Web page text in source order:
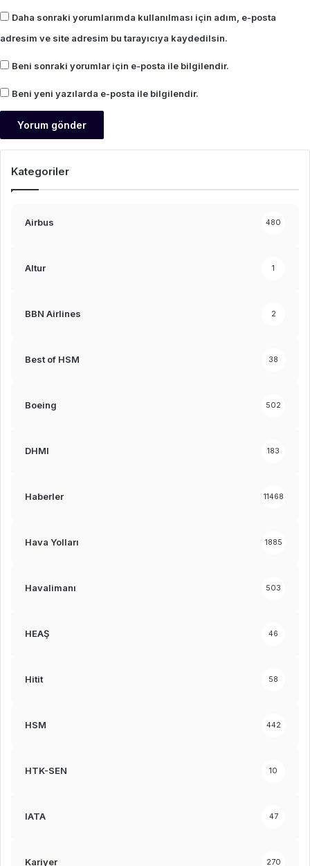
Daha sonraki yorumlarımda kullanılması için adım, e-posta
adresim ve site adresim bu tarayıcıya kaydedilsin.
Beni sonraki yorumlar için e-posta ile bilgilendir.
Beni yeni yazılarda e-posta ile bilgilendir.
Kategoriler
Airbus 480
Altur 1
BBN Airlines 2
Best of HSM 38
Boeing 502
DHMI 183
Haberler 11468
Hava Yolları 1885
Havalimanı 503
HEAŞ 46
Hitit 58
HSM 442
HTK-SEN 10
IATA 47
Kariyer 270